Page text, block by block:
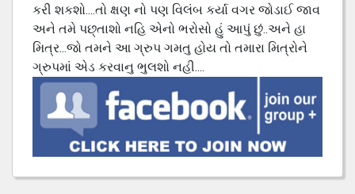
કરી શકશો....તો ક્ષણ નો પણ વિલંબ કર્યા વગર જોડાઈ જાવ
અને તમે પછ્તાશો નહિ એનો ભરોસો હું આપું છું..અને હા
મિત્ર...જો તમને આ ગ્રુપ ગમતુ હોય તો તમારા મિત્રોને
ગ્રુપમાં એડ કરવાનુ ભુલશો નહી....